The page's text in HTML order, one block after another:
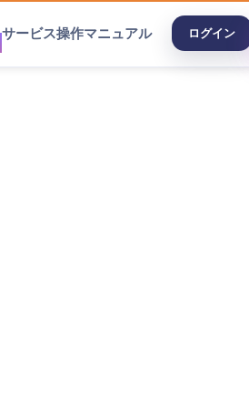
サービス操作マニュアル ログイン